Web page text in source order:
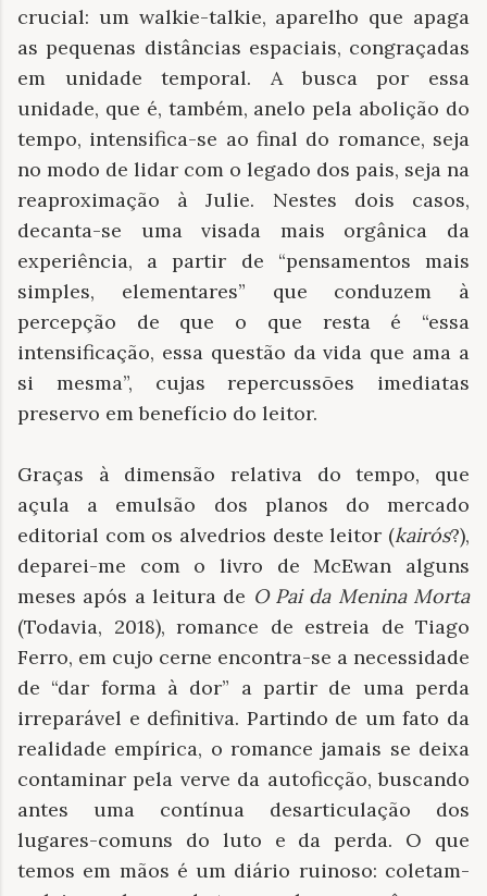
crucial: um walkie-talkie, aparelho que apaga
as pequenas distâncias espaciais, congraçadas
em unidade temporal. A busca por essa
unidade, que é, também, anelo pela abolição do
tempo, intensifica-se ao final do romance, seja
no modo de lidar com o legado dos pais, seja na
reaproximação à Julie. Nestes dois casos,
decanta-se uma visada mais orgânica da
experiência, a partir de “pensamentos mais
simples, elementares” que conduzem à
percepção de que o que resta é “essa
intensificação, essa questão da vida que ama a
si mesma”, cujas repercussões imediatas
preservo em benefício do leitor.
Graças à dimensão relativa do tempo, que
açula a emulsão dos planos do mercado
editorial com os alvedrios deste leitor (kairós?),
deparei-me com o livro de McEwan alguns
meses após a leitura de O Pai da Menina Morta
(Todavia, 2018), romance de estreia de Tiago
Ferro, em cujo cerne encontra-se a necessidade
de “dar forma à dor” a partir de uma perda
irreparável e definitiva. Partindo de um fato da
realidade empírica, o romance jamais se deixa
contaminar pela verve da autoficção, buscando
antes uma contínua desarticulação dos
lugares-comuns do luto e da perda. O que
temos em mãos é um diário ruinoso: coletam-